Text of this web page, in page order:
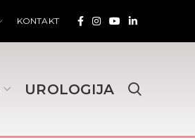
KONTAKT
UROLOGIJA